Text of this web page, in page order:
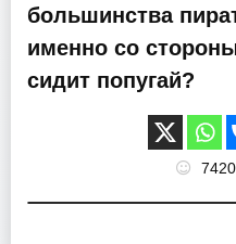
большинства
именно со
сидит попугай?
7420